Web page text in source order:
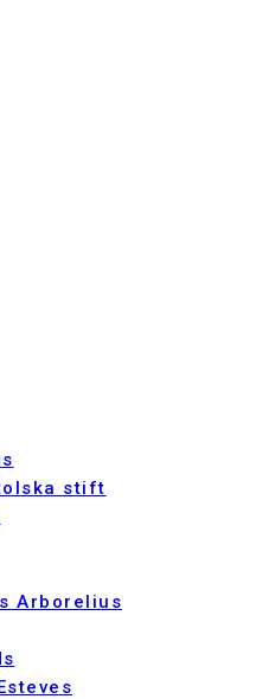
stift
Arborelius